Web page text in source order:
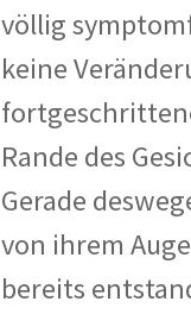
völlig
keine
Rande des
Gerade
von ihrem
bereits